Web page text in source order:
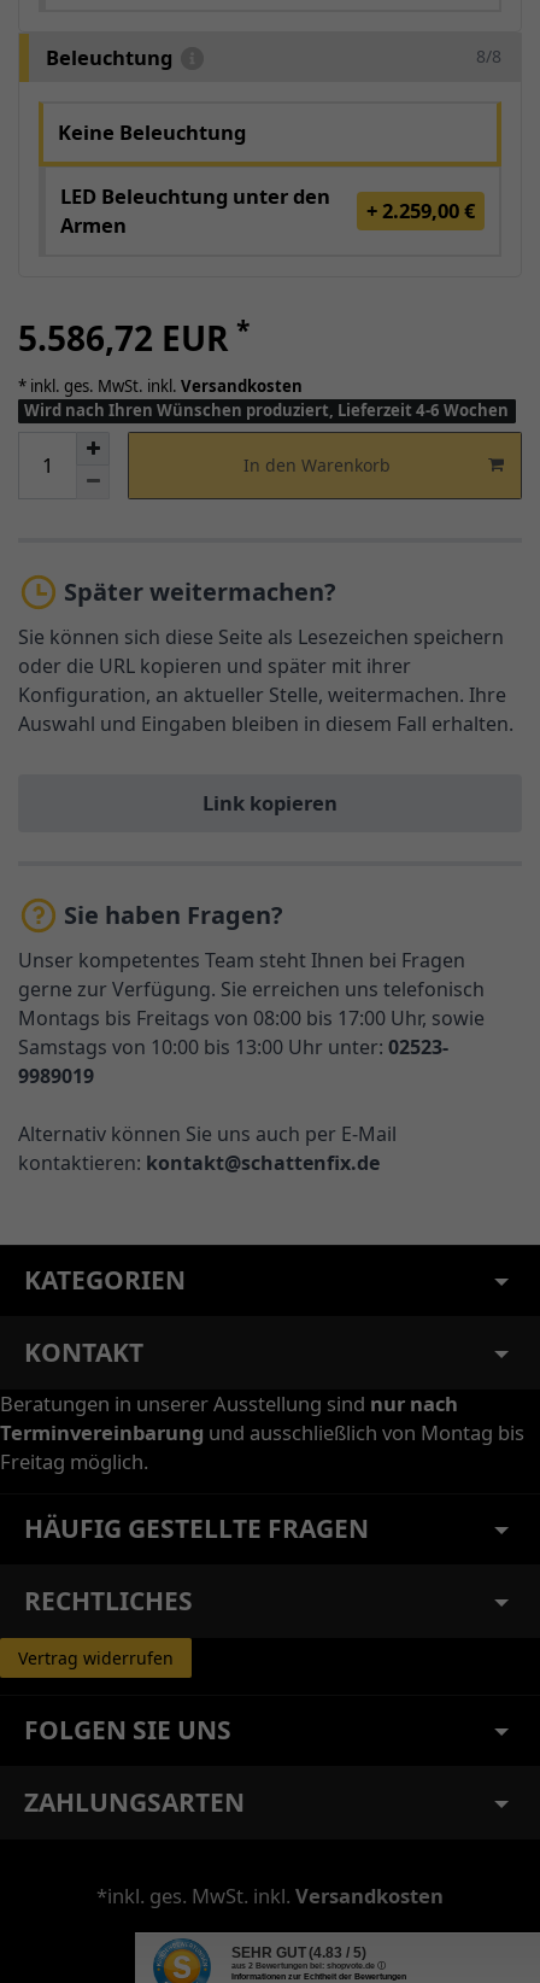
Beleuchtung 8/8
Keine Beleuchtung
LED Beleuchtung unter den
Armen
+ 2.259,00 €
5.586,72 EUR *
* inkl. ges. MwSt. inkl. Versandkosten
Wird nach Ihren Wünschen produziert, Lieferzeit 4-6 Wochen
In den Warenkorb
Später weitermachen?
Sie können sich diese Seite als Lesezeichen speichern
oder die URL kopieren und später mit ihrer
Konfiguration, an aktueller Stelle, weitermachen. Ihre
Auswahl und Eingaben bleiben in diesem Fall erhalten.
Link kopieren
Sie haben Fragen?
Unser kompetentes Team steht Ihnen bei Fragen
gerne zur Verfügung. Sie erreichen uns telefonisch
Montags bis Freitags von 08:00 bis 17:00 Uhr, sowie
Samstags von 10:00 bis 13:00 Uhr unter: 02523-
9989019
Alternativ können Sie uns auch per E-Mail
kontaktieren: kontakt@schattenfix.de
KATEGORIEN
KONTAKT
Beratungen in unserer Ausstellung sind nur nach
Terminvereinbarung und ausschließlich von Montag bis
Freitag möglich.
HÄUFIG GESTELLTE FRAGEN
RECHTLICHES
Vertrag widerrufen
FOLGEN SIE UNS
ZAHLUNGSARTEN
*inkl. ges. MwSt. inkl. Versandkosten
SEHR GUT(4.83 / 5)
aus 2 Bewertungen bei: shopvote.de ⓘ
Informationen zur Echtheit der Bewertungen